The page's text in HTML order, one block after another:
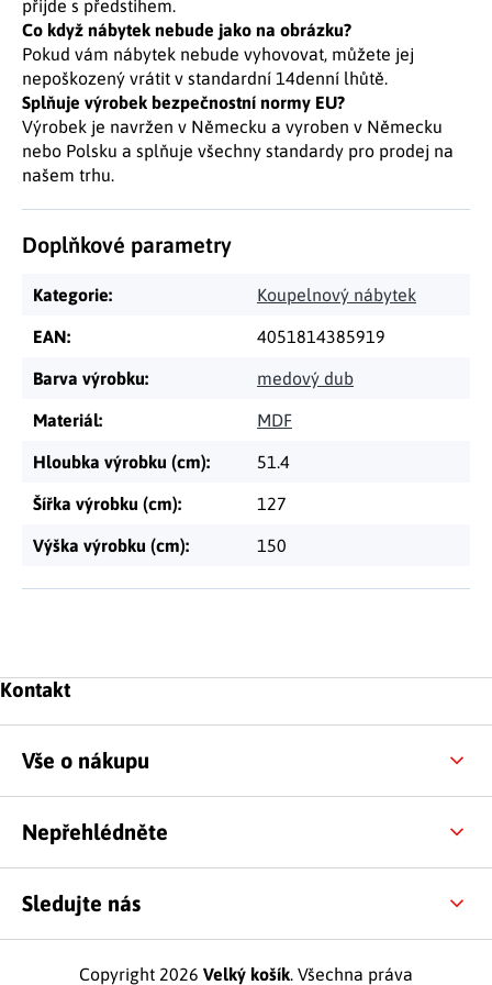
přijde s předstihem.
Co když nábytek nebude jako na obrázku?
Pokud vám nábytek nebude vyhovovat, můžete jej
nepoškozený vrátit v standardní 14denní lhůtě.
Splňuje výrobek bezpečnostní normy EU?
Výrobek je navržen v Německu a vyroben v Německu
nebo Polsku a splňuje všechny standardy pro prodej na
našem trhu.
Doplňkové parametry
Kategorie: Koupelnový nábytek
EAN: 4051814385919
Barva výrobku: medový dub
Materiál: MDF
Hloubka výrobku (cm): 51.4
Šířka výrobku (cm): 127
Výška výrobku (cm): 150
Zápatí
Kontakt
Vše o nákupu
Nepřehlédněte
Sledujte nás
Copyright 2026 Velký košík. Všechna práva